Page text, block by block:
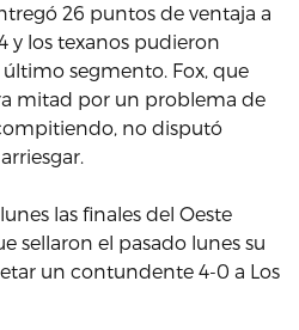
26 puntos de ventaja a
y los texanos pudieron
segmento. Fox, que
mitad por un problema de
no disputó
las finales del Oeste
sellaron el pasado lunes su
un contundente 4-0 a Los